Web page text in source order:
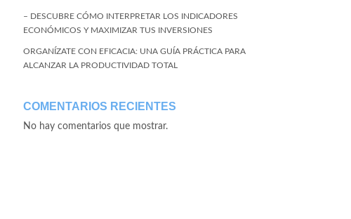
– DESCUBRE CÓMO INTERPRETAR LOS INDICADORES
ECONÓMICOS Y MAXIMIZAR TUS INVERSIONES
ORGANÍZATE CON EFICACIA: UNA GUÍA PRÁCTICA PARA
ALCANZAR LA PRODUCTIVIDAD TOTAL
COMENTARIOS RECIENTES
No hay comentarios que mostrar.